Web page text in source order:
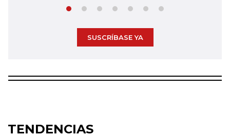
SUSCRÍBASE YA
TENDENCIAS